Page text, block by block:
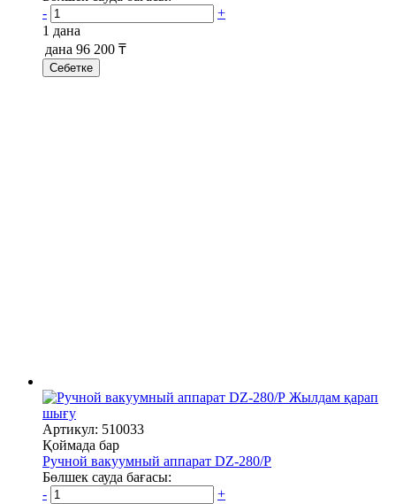
-
+
1 дана
дана 96 200 ₸
Себетке
Жылдам қарап
шығу
Артикул: 510033
Қоймада бар
Ручной вакуумный аппарат DZ-280/P
Бөлшек сауда бағасы:
-
+